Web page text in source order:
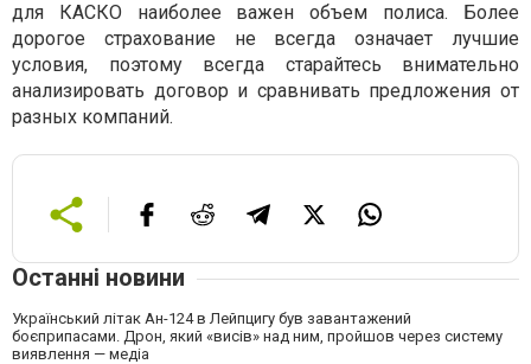
для КАСКО наиболее важен объем полиса. Более
дорогое страхование не всегда означает лучшие
условия, поэтому всегда старайтесь внимательно
анализировать договор и сравнивать предложения от
разных компаний.
Останні новини
Український літак Ан-124 в Лейпцигу був завантажений
боєприпасами. Дрон, який «висів» над ним, пройшов через систему
виявлення — медіа